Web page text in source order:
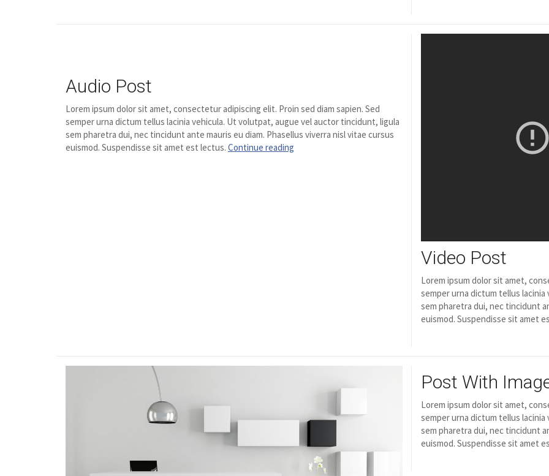
Audio Post
Lorem ipsum dolor sit amet, consectetur adipiscing elit. Proin sed diam sapien. Sed
semper urna dictum tellus lacinia vehicula. Ut volutpat, augue vel auctor tincidunt, ligula
sem pharetra dui, nec tincidunt ante mauris eu diam. Phasellus viverra nisl vitae cursus
euismod. Suspendisse sit amet est lectus. Continue reading
Video Post
Lorem ipsum dolor sit amet,
semper urna dictum tellus
sem pharetra dui, nec tincidunt
euismod. Suspendisse sit amet
Post With
Lorem ipsum dolor sit amet,
semper urna dictum tellus
sem pharetra dui, nec tincidunt
euismod. Suspendisse sit amet